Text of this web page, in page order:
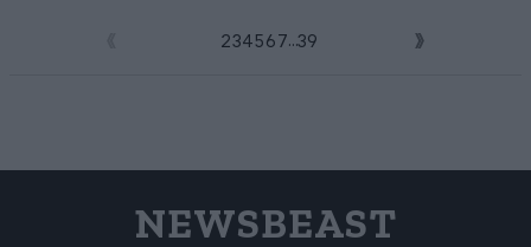
234 5 6 7...39
NEWSBEAST